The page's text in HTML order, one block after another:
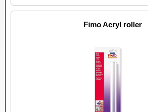
Fimo Acryl roller